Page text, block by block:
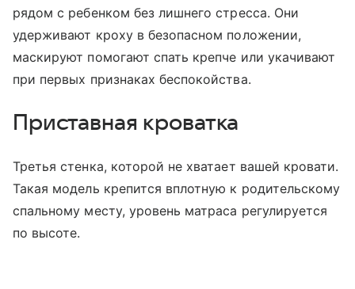
рядом с ребенком без лишнего стресса. Они
удерживают кроху в безопасном положении,
маскируют помогают спать крепче или укачивают
при первых признаках беспокойства.
Приставная кроватка
Третья стенка, которой не хватает вашей кровати.
Такая модель крепится вплотную к родительскому
спальному месту, уровень матраса регулируется
по высоте.